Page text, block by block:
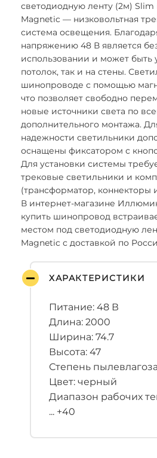
светодиодную ленту (2м) Slim
Magnetic — низковольтная
система освещения.
напряжению 48 В является
использовании и может быть
потолок, так и на стены.
шинопроводе с помощью
что позволяет свободно
новые источники света по
дополнительного монтажа.
надежности светильники
оснащены фиксатором с
Для установки системы
трековые светильники и
(трансформатор, коннекторы
В интернет-магазине
купить шинопровод
местом под светодиодную
Magnetic с доставкой по
ХАРАКТЕРИСТИКИ
Питание: 48 В
Длина: 2000
Ширина: 74.7
Высота: 47
Степень
Цвет: черный
Диапазон рабочих
... +40